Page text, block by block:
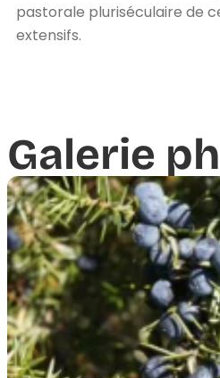
pastorale pluriséculaire de
extensifs.
Galerie